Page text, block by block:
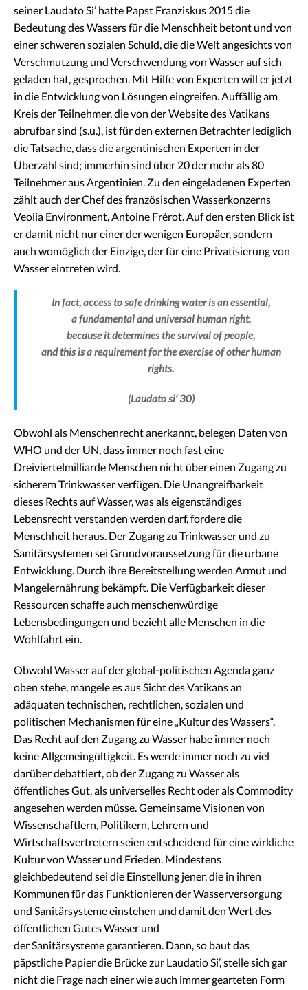
seiner Laudato Si’ hatte Papst Franziskus 2015 die
Bedeutung des Wassers für die Menschheit betont und von
einer schweren sozialen Schuld, die die Welt angesichts von
Verschmutzung und Verschwendung von Wasser auf sich
geladen hat, gesprochen. Mit Hilfe von Experten will er jetzt
in die Entwicklung von Lösungen eingreifen. Auffällig am
Kreis der Teilnehmer, die von der Website des Vatikans
abrufbar sind (s.u.), ist für den externen Betrachter lediglich
die Tatsache, dass die argentinischen Experten in der
Überzahl sind; immerhin sind über 20 der mehr als 80
Teilnehmer aus Argentinien. Zu den eingeladenen Experten
zählt auch der Chef des französischen Wasserkonzerns
Veolia Environment, Antoine Frérot. Auf den ersten Blick ist
er damit nicht nur einer der wenigen Europäer, sondern
auch womöglich der Einzige, der für eine Privatisierung von
Wasser eintreten wird.
In fact, access to safe drinking water is an essential,
a fundamental and universal human right,
because it determines the survival of people,
and this is a requirement for the exercise of other human
rights.
(Laudato si’ 30)
Obwohl als Menschenrecht anerkannt, belegen Daten von
WHO und der UN, dass immer noch fast eine
Dreiviertelmilliarde Menschen nicht über einen Zugang zu
sicherem Trinkwasser verfügen. Die Unangreifbarkeit
dieses Rechts auf Wasser, was als eigenständiges
Lebensrecht verstanden werden darf, fordere die
Menschheit heraus. Der Zugang zu Trinkwasser und zu
Sanitärsystemen sei Grundvoraussetzung für die urbane
Entwicklung. Durch ihre Bereitstellung werden Armut und
Mangelernährung bekämpft. Die Verfügbarkeit dieser
Ressourcen schaffe auch menschenwürdige
Lebensbedingungen und bezieht alle Menschen in die
Wohlfahrt ein.
Obwohl Wasser auf der global-politischen Agenda ganz
oben stehe, mangele es aus Sicht des Vatikans an
adäquaten technischen, rechtlichen, sozialen und
politischen Mechanismen für eine „Kultur des Wassers“.
Das Recht auf den Zugang zu Wasser habe immer noch
keine Allgemeingültigkeit. Es werde immer noch zu viel
darüber debattiert, ob der Zugang zu Wasser als
öffentliches Gut, als universelles Recht oder als Commodity
angesehen werden müsse. Gemeinsame Visionen von
Wissenschaftlern, Politikern, Lehrern und
Wirtschaftsvertretern seien entscheidend für eine wirkliche
Kultur von Wasser und Frieden. Mindestens
gleichbedeutend sei die Einstellung jener, die in ihren
Kommunen für das Funktionieren der Wasserversorgung
und Sanitärsysteme einstehen und damit den Wert des
öffentlichen Gutes Wasser und
der Sanitärsysteme garantieren. Dann, so baut das
päpstliche Papier die Brücke zur Laudatio Si’, stelle sich gar
nicht die Frage nach einer wie auch immer gearteten Form